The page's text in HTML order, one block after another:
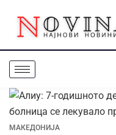
МАКЕДОНИЈА